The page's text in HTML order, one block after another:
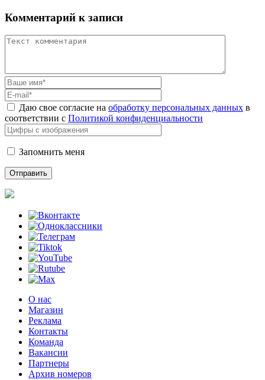
Комментарий к записи
Даю свое согласие на обработку персональных данных в
соответствии с Политикой конфиденциальности
Запомнить меня
О нас
Магазин
Реклама
Контакты
Команда
Вакансии
Партнеры
Архив номеров